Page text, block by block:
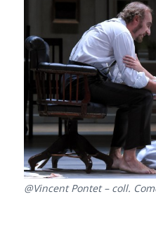
@Vincent Pontet – coll.